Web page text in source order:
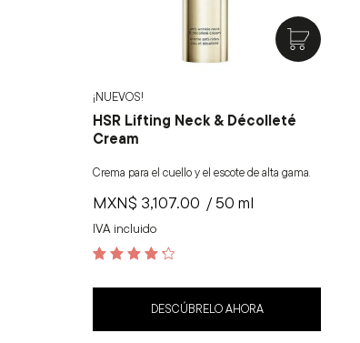
¡NUEVOS!
HSR Lifting Neck & Décolleté
Cream
Crema para el cuello y el escote de alta gama.
MXN$ 3,107.00
IVA incluido
/ 50 ml
DESCÚBRELO AHORA